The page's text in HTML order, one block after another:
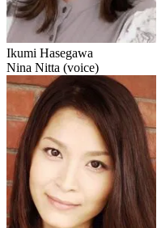
Ikumi Hasegawa
Nina Nitta (voice)